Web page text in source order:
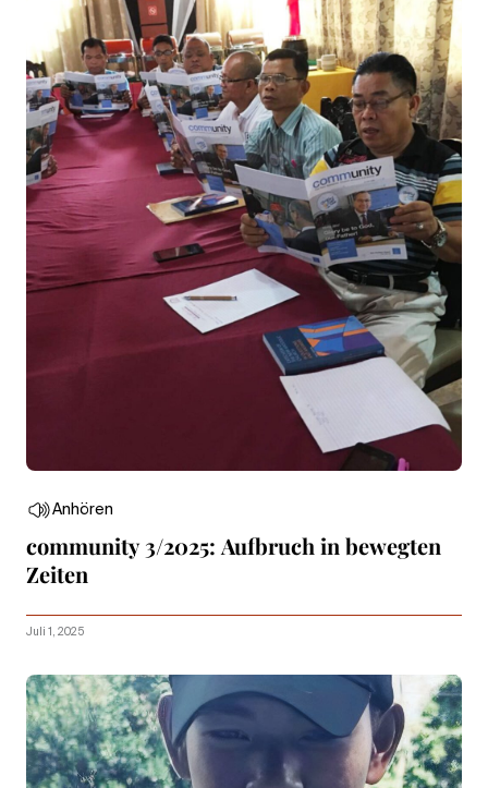
Anhören
community 3/2025: Aufbruch in bewegten
Zeiten
Juli 1, 2025